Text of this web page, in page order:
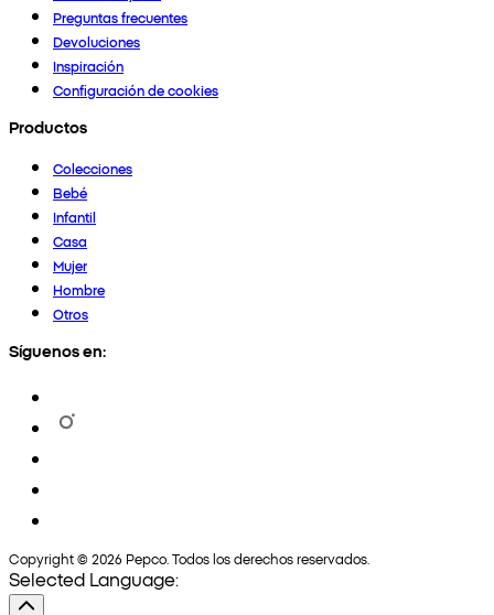
Preguntas frecuentes
Devoluciones
Inspiración
Configuración de cookies
Productos
Colecciones
Bebé
Infantil
Casa
Mujer
Hombre
Otros
Síguenos en:
Copyright © 2026 Pepco. Todos los derechos reservados.
Selected Language: